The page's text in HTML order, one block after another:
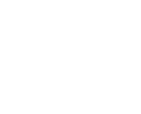
de services numériques et